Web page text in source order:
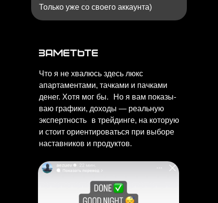
Только уже со своего аккаунта)
Что я не хвалюсь здесь люкс
апартаментами, тачками и пачками
денег. Хотя мог бы. Но я вам показы-
ваю графики, доходы — реальную
экспертность в трейдинге, на которую
и стоит ориентироваться при выборе
наставников и продуктов.